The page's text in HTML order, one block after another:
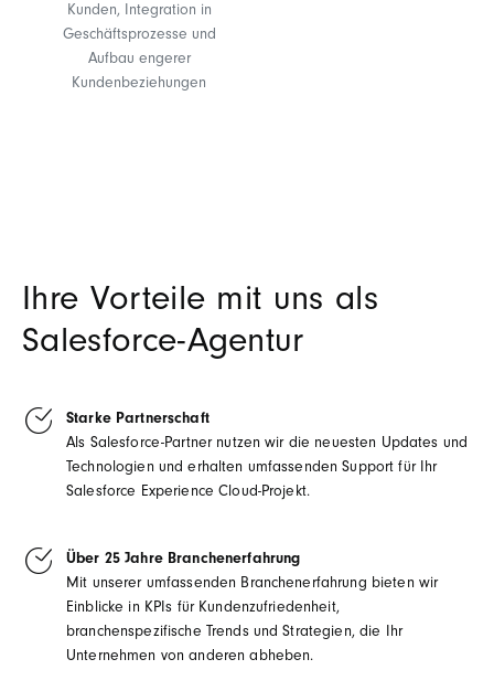
Kunden, Integration in
Geschäftsprozesse und
Aufbau engerer
Kundenbeziehungen
Ihre Vorteile mit uns als
Salesforce-Agentur
Starke Partnerschaft
Als Salesforce-Partner nutzen wir die neuesten Updates und
Technologien und erhalten umfassenden Support für Ihr
Salesforce Experience Cloud-Projekt.
Über 25 Jahre Branchenerfahrung
Mit unserer umfassenden Branchenerfahrung bieten wir
Einblicke in KPIs für Kundenzufriedenheit,
branchenspezifische Trends und Strategien, die Ihr
Unternehmen von anderen abheben.